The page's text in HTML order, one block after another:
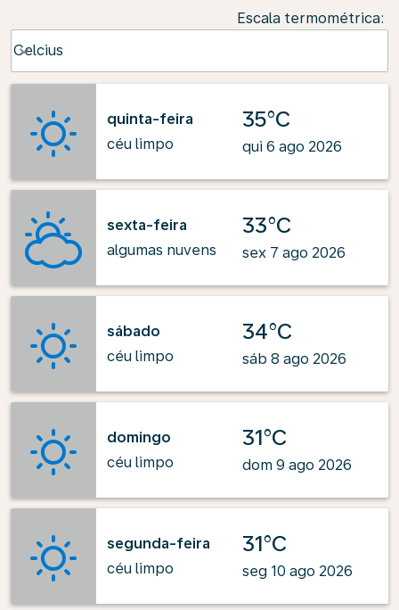
Escala termométrica:
Celcius
keyboard_arrow_down
quinta-feira
céu limpo
35°C
qui 6 ago 2026
sexta-feira
algumas nuvens
33°C
sex 7 ago 2026
sábado
céu limpo
34°C
sáb 8 ago 2026
domingo
céu limpo
31°C
dom 9 ago 2026
segunda-feira
céu limpo
31°C
seg 10 ago 2026